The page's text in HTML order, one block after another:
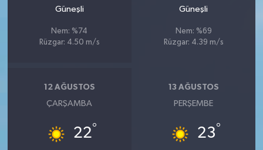
Güneşli
Nem: %74
Rüzgar: 4.50 m/s
Güneşli
Nem: %69
Rüzgar: 4.39 m/s
12 AĞUSTOS
ÇARŞAMBA
22°
13 AĞUSTOS
PERŞEMBE
23°